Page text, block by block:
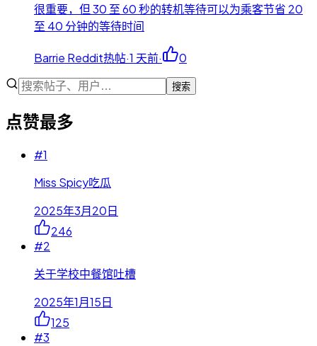
很重要，但 30 至 60 秒的转机等待可以为乘客节省 20
至 40 分钟的等待时间
Barrie Reddit热帖·1 天前· 0
搜索
点赞最多
#1
Miss Spicy吃瓜
2025年3月20日
246
#2
关于学校中餐馆吐槽
2025年1月15日
125
#3